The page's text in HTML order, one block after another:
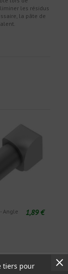
les résidus
la pâte de
- Angle
1,89 €
tiers pour